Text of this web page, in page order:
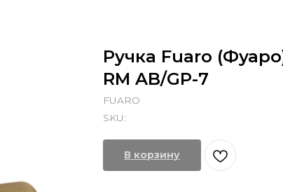
Ручка Fuaro
RM AB/GP-7
FUARO
SKU:
В корзину